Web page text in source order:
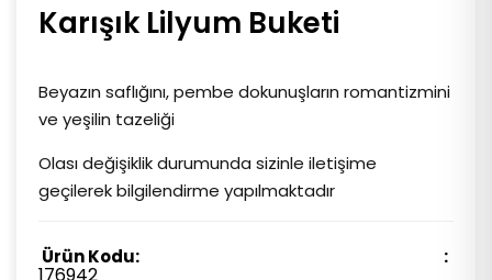
Karışık Lilyum Buketi
Beyazın saflığını, pembe dokunuşların romantizmini
ve yeşilin tazeliği
Olası değişiklik durumunda sizinle iletişime
geçilerek bilgilendirme yapılmaktadır
Ürün Kodu: